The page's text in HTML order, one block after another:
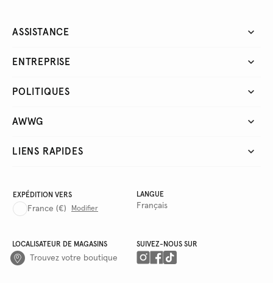
ASSISTANCE
ENTREPRISE
POLITIQUES
AWWG
LIENS RAPIDES
EXPÉDITION VERS
France (€) Modifier
LANGUE
Français
LOCALISATEUR DE MAGASINS
Trouvez votre boutique
SUIVEZ-NOUS SUR